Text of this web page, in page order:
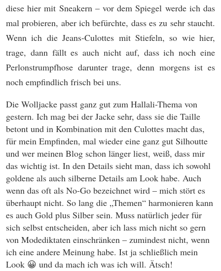
diese hier mit Sneakern – vor dem Spiegel werde ich das
mal probieren, aber ich befürchte, dass es zu sehr staucht.
Wenn ich die Jeans-Culottes mit Stiefeln, so wie hier,
trage, dann fällt es auch nicht auf, dass ich noch eine
Perlonstrumpfhose darunter trage, denn morgens ist es
noch empfindlich frisch bei uns.
Die Wolljacke passt ganz gut zum Hallali-Thema von
gestern. Ich mag bei der Jacke sehr, dass sie die Taille
betont und in Kombination mit den Culottes macht das,
für mein Empfinden, mal wieder eine ganz gut Silhoutte
und wer meinen Blog schon länger liest, weiß, dass mir
das wichtig ist. In den Details sieht man, dass ich sowohl
goldene als auch silberne Details am Look habe. Auch
wenn das oft als No-Go bezeichnet wird – mich stört es
überhaupt nicht. So lang die „Themen“ harmonieren kann
es auch Gold plus Silber sein. Muss natürlich jeder für
sich selbst entscheiden, aber ich lass mich nicht so gern
von Modediktaten einschränken – zumindest nicht, wenn
ich eine andere Meinung habe. Ist ja schließlich mein
Look 😀 und da mach ich was ich will. Ätsch!